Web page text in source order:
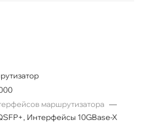
маршрутизатора —
Интерфейсы 10GBase-X